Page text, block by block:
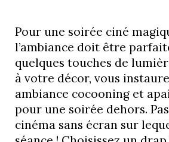
Pour une soirée ciné
l’ambiance doit être
quelques touches de
à votre décor, vous
ambiance cocooning et
pour une soirée dehors.
cinéma sans écran sur